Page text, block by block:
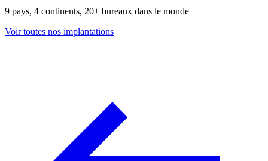
9 pays, 4 continents, 20+ bureaux dans le monde
Voir toutes nos implantations